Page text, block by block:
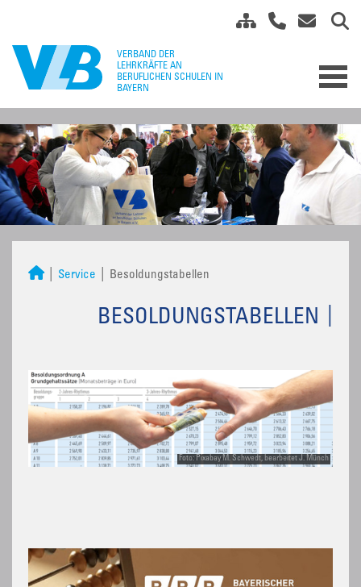
Service Besoldungstabellen
BESOLDUNGSTABELLEN
Foto: Pixabay M. Schwedt, bearbeitet J. Münch